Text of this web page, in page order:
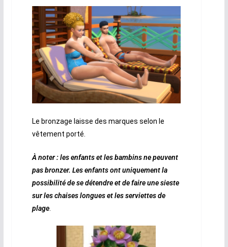
Le bronzage laisse des marques selon le
vêtement porté.
À noter : les enfants et les bambins ne peuvent
pas bronzer. Les enfants ont uniquement la
possibilité de se détendre et de faire une sieste
sur les chaises longues et les serviettes de
plage.